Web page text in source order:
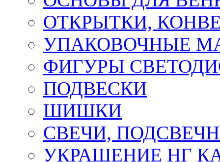
ОТКРЫТКИ,
УПАКОВОЧНЫЕ
ФИГУРЫ
ПОДВЕСКИ
ШИШКИ
СВЕЧИ,
УКРАШЕНИЕ НГ